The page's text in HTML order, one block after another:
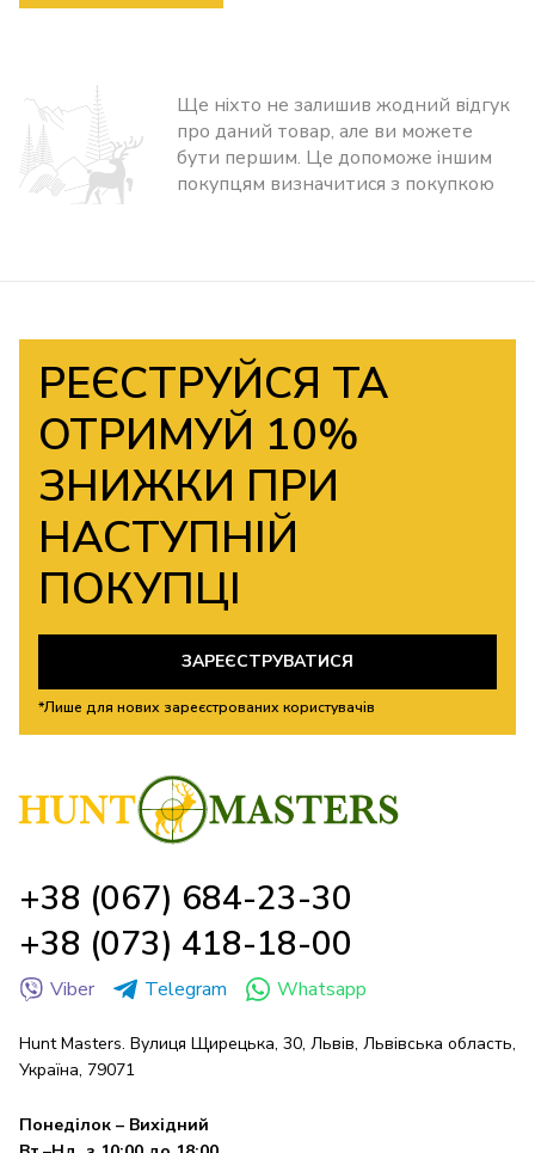
Ще ніхто не залишив жодний відгук
про даний товар, але ви можете
бути першим. Це допоможе іншим
покупцям визначитися з покупкою
РЕЄСТРУЙСЯ ТА
ОТРИМУЙ 10%
ЗНИЖКИ ПРИ
НАСТУПНІЙ
ПОКУПЦІ
ЗАРЕЄСТРУВАТИСЯ
*Лише для нових зареєстрованих користувачів
+38 (067) 684-23-30
+38 (073) 418-18-00
Viber Telegram Whatsapp
Hunt Masters. Вулиця Щирецька, 30, Львів, Львівська область,
Україна, 79071
Понеділок – Вихідний